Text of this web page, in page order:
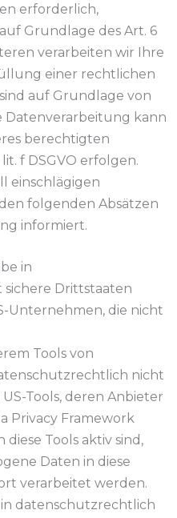
erforderlich,
Grundlage des Art. 6
verarbeiten wir Ihre
einer rechtlichen
auf Grundlage von
Datenverarbeitung kann
berechtigten
lit. f DSGVO erfolgen.
einschlägigen
folgenden Absätzen
informiert.
in
Drittstaaten
Unternehmen, die nicht
Tools von
nicht
Tools, deren Anbieter
Privacy Framework
diese Tools aktiv sind,
Daten in diese
verarbeitet werden.
in datenschutzrechtlich